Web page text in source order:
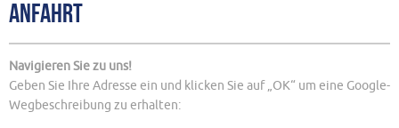
Anfahrt
Navigieren Sie zu uns!
Geben Sie Ihre Adresse ein und klicken Sie auf „OK“ um eine Google-
Wegbeschreibung zu erhalten: